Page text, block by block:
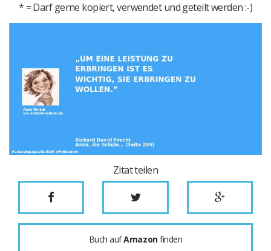
* = Darf gerne kopiert, verwendet und geteilt werden :-)
Zitat teilen
Buch aufAmazonfinden